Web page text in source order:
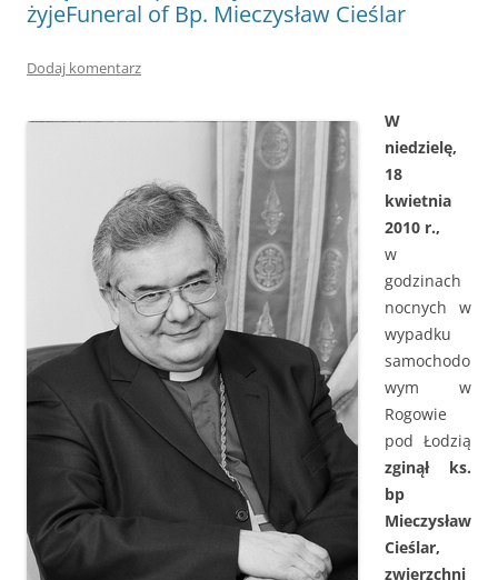
żyjeFuneral of Bp. Mieczysław Cieślar
Dodaj komentarz
W
niedzielę,
18
kwietnia
2010 r.,
w
godzinach
nocnych w
wypadku
samochodo
wym w
Rogowie
pod Łodzią
zginął ks.
bp
Mieczysław
Cieślar,
zwierzchni